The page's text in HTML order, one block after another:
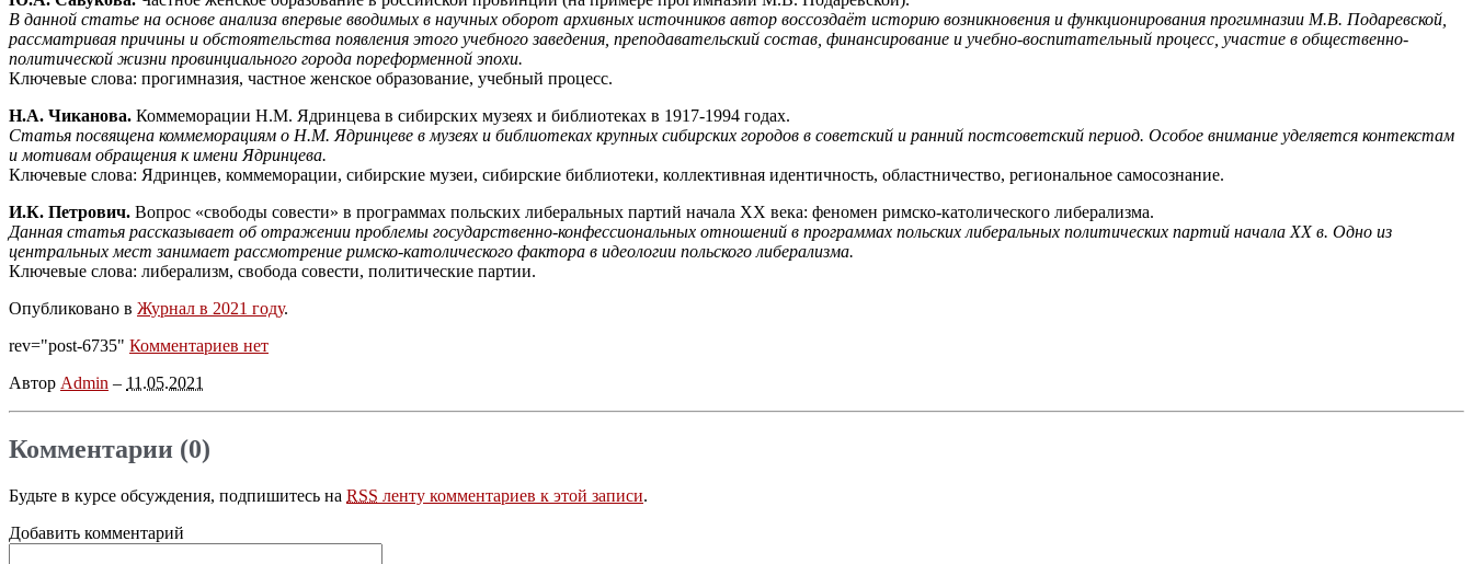
В данной статье на основе анализа впервые вводимых в научных оборот архивных источников автор воссоздаёт историю возникновения и функционирования прогимназии М.В. Подаревской,
рассматривая причины и обстоятельства появления этого учебного заведения, преподавательский состав, финансирование и учебно-воспитательный процесс, участие в общественно-
политической жизни провинциального города пореформенной эпохи.
Ключевые слова: прогимназия, частное женское образование, учебный процесс.
Н.А. Чиканова. Коммеморации Н.М. Ядринцева в сибирских музеях и библиотеках в 1917-1994 годах.
Статья посвящена коммеморациям о Н.М. Ядринцеве в музеях и библиотеках крупных сибирских городов в советский и ранний постсоветский период. Особое внимание уделяется контекстам
и мотивам обращения к имени Ядринцева.
Ключевые слова: Ядринцев, коммеморации, сибирские музеи, сибирские библиотеки, коллективная идентичность, областничество, региональное самосознание.
И.К. Петрович. Вопрос «свободы совести» в программах польских либеральных партий начала ХХ века: феномен римско-католического либерализма.
Данная статья рассказывает об отражении проблемы государственно-конфессиональных отношений в программах польских либеральных политических партий начала ХХ в. Одно из
центральных мест занимает рассмотрение римско-католического фактора в идеологии польского либерализма.
Ключевые слова: либерализм, свобода совести, политические партии.
Опубликовано в Журнал в 2021 году.
rev="post-6735" Комментариев нет
Автор Admin – 11.05.2021
Комментарии (0)
Будьте в курсе обсуждения, подпишитесь на RSS ленту комментариев к этой записи.
Добавить комментарий